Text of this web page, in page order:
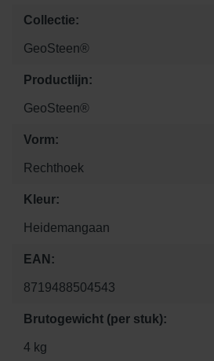
Collectie:
GeoSteen®
Productlijn:
GeoSteen®
Vorm:
Rechthoek
Kleur:
Heidemangaan
EAN:
8719488504543
Brutogewicht (per stuk):
4 kg